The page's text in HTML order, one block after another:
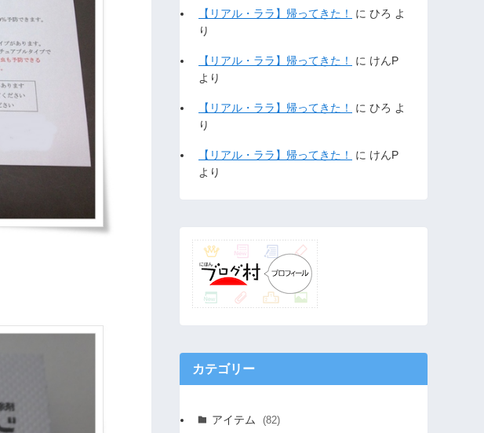
【リアル・ララ】帰ってきた！ に ひろ よ
り
【リアル・ララ】帰ってきた！ に けんP
より
【リアル・ララ】帰ってきた！ に ひろ よ
り
【リアル・ララ】帰ってきた！ に けんP
より
カテゴリー
アイテム (82)